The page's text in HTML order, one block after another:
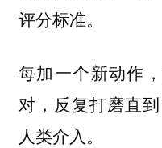
评分标准。
每加一个新动作
对，反复打磨直
人类介入。